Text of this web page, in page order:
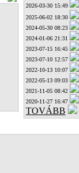
2026-03-30 15:49
2025-06-02 18:30
2024-05-30 08:23
2024-01-06 21:31
2023-07-15 16:45
2023-07-10 12:57
2022-10-13 10:07
2022-05-13 09:03
2021-11-05 08:42
2020-11-27 16:47
TOVÁBB